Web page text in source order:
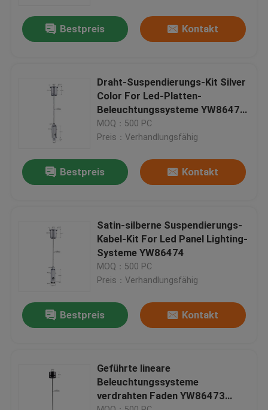
Videos
Über uns
Qualitätskontrolle
Treten Sie mit uns in Verbindung
Fordern Sie ein Zitat
Flugzeug-Kabel-Greifer
Justierbares Kabel-Greifer
Bestpreis Kontakt
Draht-Suspendierungs-Kit Silver
Color For Led-Platten-
Beleuchtungssysteme YW86475
des Außengewinde-M5
MOQ：500 PC
Preis：Verhandlungsfähig
Bestpreis Kontakt
Satin-silberne Suspendierungs-
Kabel-Kit For Led Panel Lighting-
Systeme YW86474
MOQ：500 PC
Preis：Verhandlungsfähig
Bestpreis Kontakt
Geführte lineare
Beleuchtungssysteme
verdrahten Faden YW86473